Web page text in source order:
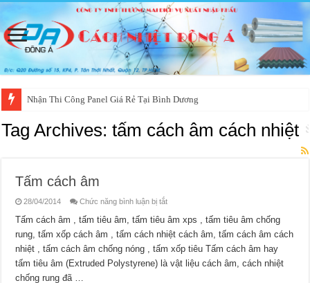
Nhận Thi Công Panel Giá Rẻ Tại Bình Dương
Tag Archives:tấm cách âm cách nhiệt
Tấm cách âm
28/04/2014 Chức năng bình luận bị tắtở
cách
âm
Tấm cách âm , tấm tiêu âm, tấm tiêu âm xps , tấm tiêu âm chống
rung, tấm xốp cách âm , tấm cách nhiệt cách âm, tấm cách âm cách
nhiệt , tấm cách âm chống nóng , tấm xốp tiêu Tấm cách âm hay
tấm tiêu âm (Extruded Polystyrene) là vật liệu cách âm, cách nhiệt
chống rung đã …